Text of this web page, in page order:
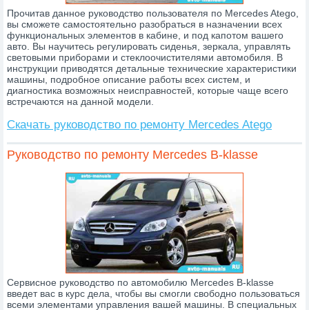
Прочитав данное руководство пользователя по Mercedes Atego,
вы сможете самостоятельно разобраться в назначении всех
функциональных элементов в кабине, и под капотом вашего
авто. Вы научитесь регулировать сиденья, зеркала, управлять
световыми приборами и стеклоочистителями автомобиля. В
инструкции приводятся детальные технические характеристики
машины, подробное описание работы всех систем, и
диагностика возможных неисправностей, которые чаще всего
встречаются на данной модели.
Скачать руководство по ремонту Mercedes Atego
Руководство по ремонту Mercedes B-klasse
Сервисное руководство по автомобилю Mercedes B-klasse
введет вас в курс дела, чтобы вы смогли свободно пользоваться
всеми элементами управления вашей машины. В специальных